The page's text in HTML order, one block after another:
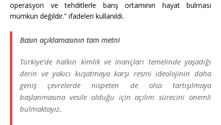
operasyon ve tehditlerle barış ortamının hayat bulması
mümkün değildir.” ifadeleri kullanıldı.
Basın açıklamasının tam metni
Türkiye’de halkın kimlik ve inançları temelinde yaşadığı
derin ve yakıcı kuşatmaya karşı resmi ideolojinin daha
geniş çevrelerde nispeten de olsa tartışılmaya
başlanmasına vesile olduğu için açılım sürecini önemli
bulmaktayız.